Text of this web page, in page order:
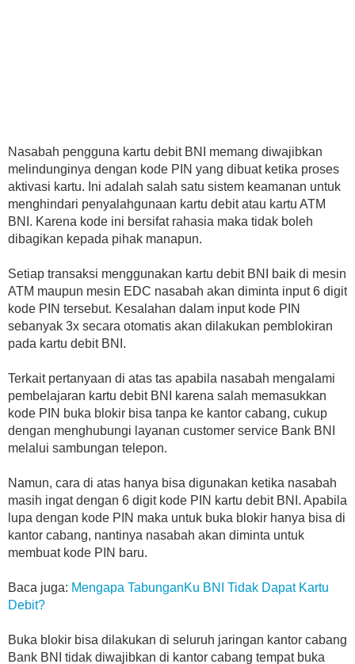
Nasabah pengguna kartu debit BNI memang diwajibkan
melindunginya dengan kode PIN yang dibuat ketika proses
aktivasi kartu. Ini adalah salah satu sistem keamanan untuk
menghindari penyalahgunaan kartu debit atau kartu ATM
BNI. Karena kode ini bersifat rahasia maka tidak boleh
dibagikan kepada pihak manapun.
Setiap transaksi menggunakan kartu debit BNI baik di mesin
ATM maupun mesin EDC nasabah akan diminta input 6 digit
kode PIN tersebut. Kesalahan dalam input kode PIN
sebanyak 3x secara otomatis akan dilakukan pemblokiran
pada kartu debit BNI.
Terkait pertanyaan di atas tas apabila nasabah mengalami
pembelajaran kartu debit BNI karena salah memasukkan
kode PIN buka blokir bisa tanpa ke kantor cabang, cukup
dengan menghubungi layanan customer service Bank BNI
melalui sambungan telepon.
Namun, cara di atas hanya bisa digunakan ketika nasabah
masih ingat dengan 6 digit kode PIN kartu debit BNI. Apabila
lupa dengan kode PIN maka untuk buka blokir hanya bisa di
kantor cabang, nantinya nasabah akan diminta untuk
membuat kode PIN baru.
Baca juga: Mengapa TabunganKu BNI Tidak Dapat Kartu
Debit?
Buka blokir bisa dilakukan di seluruh jaringan kantor cabang
Bank BNI tidak diwajibkan di kantor cabang tempat buka